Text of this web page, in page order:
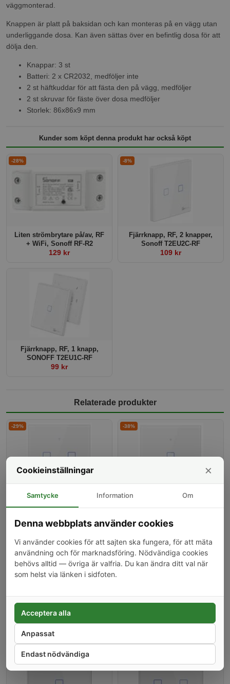
väggmonterad.
Knappen är platt på baksidan och kan monteras på en vägg utan
underliggande dosa. Kan även sättas över en befintlig dosa för att
dölja den.
Knappar: 3 st
Batteri: 2 x CR2032, medföljer inte
2 st häftkuddar för att fästa den på vägg, medföljer
2 st skruvar för fäste över dosa medföljer
Storlek: 86x86x9 mm
Kunder som köpt denna produkt har också köpt
-28%
Liten strömbrytare på/av, RF
+ WiFi, Sonoff RF-R2
129 kr
-8%
Fjärrknapp, RF, 2 knapper,
Sonoff T2EU2C-RF
109 kr
Fjärrknapp, RF, 1 knapp,
SONOFF T2EU1C-RF
99 kr
Relaterade produkter
-29%
Smart väggströmbrytare,
WiFi, Touch, Vit, 2 kanaler
-38%
Smart väggströmbrytare,
WiFi+RF, Touch, Vit, 1 kanal
179 kr
-40%
Smart väggströmbrytare,
WiFi+RF, Touch, Vit, 2
kanaler
199 kr
-20%
WiFi+RF, Touch, Vit, 3
-17%
Cookieinställningar ×
Samtycke Information Om
Denna webbplats använder cookies
Vi använder cookies för att sajten ska fungera, för att mäta
användning och för marknadsföring. Nödvändiga cookies
behövs alltid — övriga är valfria. Du kan ändra ditt val när
som helst via länken i sidfoten.
Endast nödvändiga
Anpassat
Acceptera alla